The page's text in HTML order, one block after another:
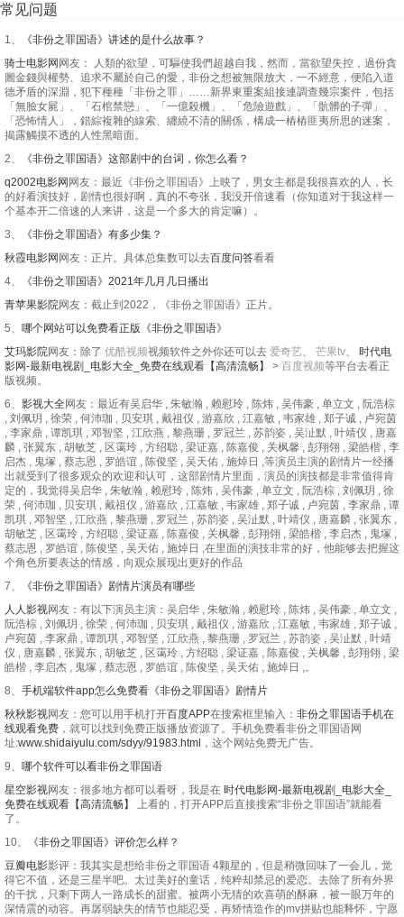
常见问题
1、
《非份之罪国语》讲述的是什么故事？
骑士电影网网友： 人類的欲望，可驅使我們超越自我，然而，當欲望失控，過份貪
圖金錢與權勢、追求不屬於自己的愛，非份之想被無限放大，一不經意，便陷入道
德矛盾的深淵，犯下種種「非份之罪」……新界東重案組接連調查幾宗案件，包括
「無臉女屍」、「石棺禁戀」、「一億殺機」、「危險遊戲」、「骯髒的子彈」、
「恐怖情人」，錯綜複雜的線索、纏繞不清的關係，構成一樁樁匪夷所思的迷案，
揭露觸摸不透的人性黑暗面。
2、
《非份之罪国语》这部剧中的台词，你怎么看？
q2002电影网网友：最近《非份之罪国语》上映了，男女主都是我很喜欢的人，长
的好看演技好，剧情也很好啊，真的不夸张，我没开倍速看（你知道对于我这样一
个基本开二倍速的人来讲，这是一个多大的肯定嘛）。
3、
《非份之罪国语》有多少集？
秋霞电影网网友：正片。具体总集数可以去百度问答看看
4、
《非份之罪国语》2021年几月几日播出
青苹果影院网友：截止到2022，《非份之罪国语》正片。
5、 哪个网站可以免费看正版《非份之罪国语》
艾玛影院网友：除了 优酷视频视频软件之外你还可以去 爱奇艺、 芒果tv、 时代电
影网-最新电视剧_电影大全_免费在线观看【高清流畅】 > 百度视频等平台去看正
版视频。
6、 影视大全网友：最近有吴启华 , 朱敏瀚 , 赖慰玲 , 陈炜 , 吴伟豪 , 单立文 , 阮浩棕
, 刘佩玥 , 徐荣 , 何沛珈 , 贝安琪 , 戴祖仪 , 游嘉欣 , 江嘉敏 , 韦家雄 , 郑子诚 , 卢宛茵
, 李家鼎 , 谭凯琪 , 邓智坚 , 江欣燕 , 黎燕珊 , 罗冠兰 , 苏韵姿 , 吴沚默 , 叶靖仪 , 唐嘉
麟 , 张翼东 , 胡敏芝 , 区霭玲 , 方绍聪 , 梁证嘉 , 陈嘉俊 , 关枫馨 , 彭翔翎 , 梁皓楷 , 李
启杰 , 鬼塚 , 蔡志恩 , 罗皓谊 , 陈俊坚 , 吴天佑 , 施焯日 ,等演员主演的剧情片一经播
出就受到了很多观众的欢迎和认可，这部剧情片里面，演员的演技都是非常值得肯
定的，我觉得吴启华 , 朱敏瀚 , 赖慰玲 , 陈炜 , 吴伟豪 , 单立文 , 阮浩棕 , 刘佩玥 , 徐
荣 , 何沛珈 , 贝安琪 , 戴祖仪 , 游嘉欣 , 江嘉敏 , 韦家雄 , 郑子诚 , 卢宛茵 , 李家鼎 , 谭
凯琪 , 邓智坚 , 江欣燕 , 黎燕珊 , 罗冠兰 , 苏韵姿 , 吴沚默 , 叶靖仪 , 唐嘉麟 , 张翼东 ,
胡敏芝 , 区霭玲 , 方绍聪 , 梁证嘉 , 陈嘉俊 , 关枫馨 , 彭翔翎 , 梁皓楷 , 李启杰 , 鬼塚 ,
蔡志恩 , 罗皓谊 , 陈俊坚 , 吴天佑 , 施焯日 ,在里面的演技非常的好，他能够去把握这
个角色所要表达的情感，向观众展现出更好的作品
7、
《非份之罪国语》剧情片演员有哪些
人人影视网友：有以下演员主演：吴启华 , 朱敏瀚 , 赖慰玲 , 陈炜 , 吴伟豪 , 单立文 ,
阮浩棕 , 刘佩玥 , 徐荣 , 何沛珈 , 贝安琪 , 戴祖仪 , 游嘉欣 , 江嘉敏 , 韦家雄 , 郑子诚 ,
卢宛茵 , 李家鼎 , 谭凯琪 , 邓智坚 , 江欣燕 , 黎燕珊 , 罗冠兰 , 苏韵姿 , 吴沚默 , 叶靖
仪 , 唐嘉麟 , 张翼东 , 胡敏芝 , 区霭玲 , 方绍聪 , 梁证嘉 , 陈嘉俊 , 关枫馨 , 彭翔翎 , 梁
皓楷 , 李启杰 , 鬼塚 , 蔡志恩 , 罗皓谊 , 陈俊坚 , 吴天佑 , 施焯日 ,。
8、 手机端软件app怎么免费看《非份之罪国语》剧情片
秋秋影视网友：您可以用手机打开百度APP在搜索框里输入： 非份之罪国语手机在
线观看免费 ，就可以找到免费正版播放资源了。手机免费看非份之罪国语网
址:www.shidaiyulu.com/sdyy/91983.html ，这个网站免费无广告。
9、 哪个软件可以看非份之罪国语
星空影视网友：很多地方都可以看呀，我是在 时代电影网-最新电视剧_电影大全_
免费在线观看【高清流畅】
上看的，打开APP后直接搜索“非份之罪国语”就能看
了。
10、
《非份之罪国语》评价怎么样？
豆瓣电影影评：我其实是想给非份之罪国语 4颗星的，但是稍微回味了一会儿，觉
得它不值，还是三星半吧。太过美好的童话，纯粹却禁忌的爱恋。去除了所有外界
的干扰，只剩下两人一路成长的甜蜜。被两小无猜的欢喜萌的酥麻，被一眼万年的
深情震的动容。再孱弱缺失的情节也能忍受，再矫情造作的mv拼贴也能释怀，宁愿